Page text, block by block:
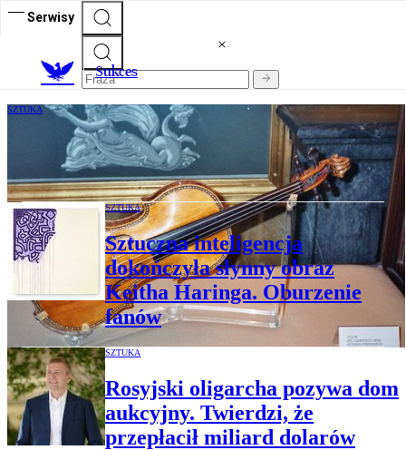
Serwisy
Sukces
SZTUKA
Marzą o nich artyści i milionerzy. W
czym tkwi sekret skrzypiec stradivarius?
SZTUKA
Sztuczna inteligencja
dokończyła słynny obraz
Keitha Haringa. Oburzenie
fanów
SZTUKA
Rosyjski oligarcha pozywa dom
aukcyjny. Twierdzi, że
przepłacił miliard dolarów